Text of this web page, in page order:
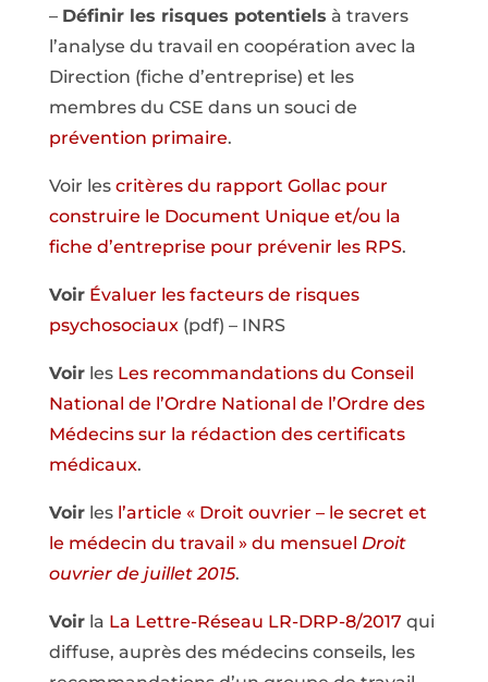
– Définir les risques potentiels à travers
l’analyse du travail en coopération avec la
Direction (fiche d’entreprise) et les
membres du CSE dans un souci de
prévention primaire.
Voir les critères du rapport Gollac pour
construire le Document Unique et/ou la
fiche d’entreprise pour prévenir les RPS.
Voir Évaluer les facteurs de risques
psychosociaux(pdf) – INRS
Voirles Les recommandations du Conseil
National de l’Ordre National de l’Ordre des
Médecins sur la rédaction des certificats
médicaux.
Voirles l’article « Droit ouvrier – le secret et
le médecin du travail » du mensuel Droit
ouvrier de juillet 2015.
Voirla La Lettre-Réseau LR-DRP-8/2017 qui
diffuse, auprès des médecins conseils, les